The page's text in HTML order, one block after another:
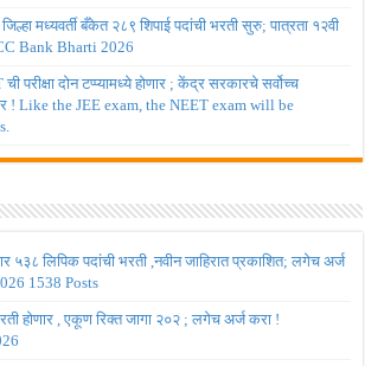
मध्यवर्ती बँकेत २८९ शिपाई पदांची भरती सुरु; पात्रता १२वी
Bank Bharti 2026
परीक्षा दोन टप्प्यामध्ये होणार ; केंद्र सरकारचे सर्वोच्च
! Like the JEE exam, the NEET exam will be
लिपिक पदांची भरती ,नवीन जाहिरात प्रकाशित; लगेच अर्ज
1538 Posts
होणार , एकूण रिक्त जागा २०२ ; लगेच अर्ज करा !